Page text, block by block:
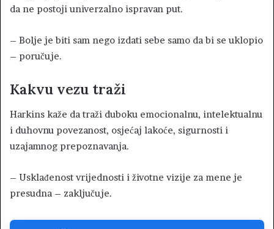
da ne postoji univerzalno ispravan put.
– Bolje je biti sam nego izdati sebe samo da bi se uklopio
– poručuje.
Kakvu vezu traži
Harkins kaže da traži duboku emocionalnu, intelektualnu
i duhovnu povezanost, osjećaj lakoće, sigurnosti i
uzajamnog prepoznavanja.
– Usklađenost vrijednosti i životne vizije za mene je
presudna – zaključuje.